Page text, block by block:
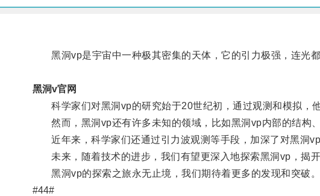
黑洞vp是宇宙中一种极其密集的天体，它的引力极强，连光都
黑洞v官网
科学家们对黑洞vp的研究始于20世纪初，通过观测和模拟，他
然而，黑洞vp还有许多未知的领域，比如黑洞vp内部的结构、
近年来，科学家们还通过引力波观测等手段，加深了对黑洞vp
未来，随着技术的进步，我们有望更深入地探索黑洞vp，揭开
黑洞vp的探索之旅永无止境，我们期待着更多的发现和突破。
#44#